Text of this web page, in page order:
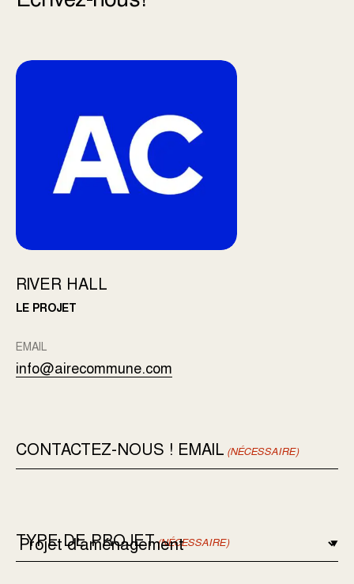
RIVER HALL
LE PROJET
EMAIL
info@airecommune.com
CONTACTEZ-NOUS ! EMAIL (NÉCESSAIRE)
TYPE DE PROJET(NÉCESSAIRE)